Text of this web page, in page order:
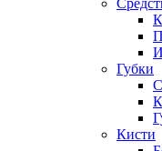
Губки
Кисти